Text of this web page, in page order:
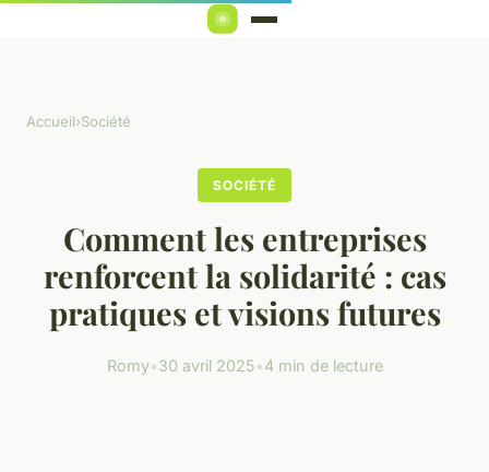
Accueil›Société
SOCIÉTÉ
Comment les entreprises
renforcent la solidarité : cas
pratiques et visions futures
Romy•30 avril 2025•4 min de lecture